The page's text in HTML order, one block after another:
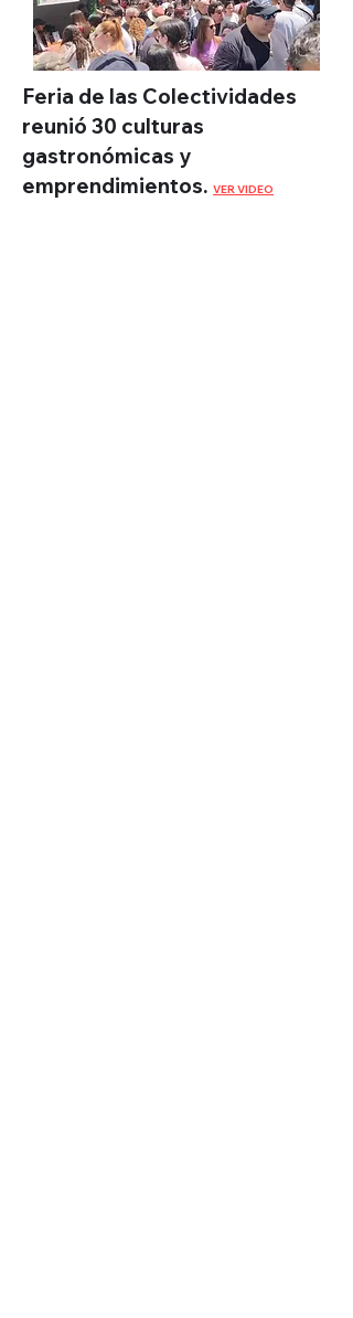
Feria de las Colectividades
reunió 30 culturas
gastronómicas y
emprendimientos. VER VIDEO